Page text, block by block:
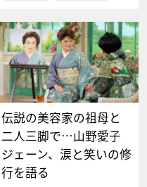
伝説の美容家の祖母と
二人三脚で…山野愛子
ジェーン、涙と笑いの修
行を語る